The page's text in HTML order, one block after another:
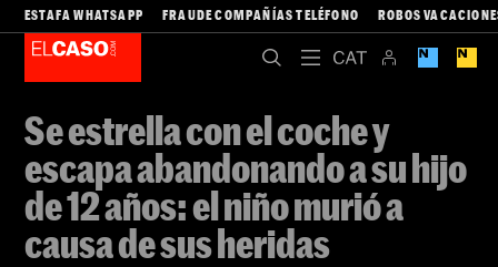
ESTAFA WHATSAPP FRAUDE COMPAÑÍAS TELÉFONO ROBOS
Se estrella con el coche y
escapa abandonando a su hijo
de 12 años: el niño murió a
causa de sus heridas